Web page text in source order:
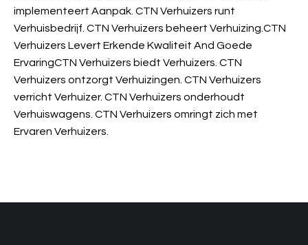
implementeert Aanpak. CTN Verhuizers runt
Verhuisbedrijf. CTN Verhuizers beheert Verhuizing.CTN
Verhuizers Levert Erkende Kwaliteit And Goede
ErvaringCTN Verhuizers biedt Verhuizers. CTN
Verhuizers ontzorgt Verhuizingen. CTN Verhuizers
verricht Verhuizer. CTN Verhuizers onderhoudt
Verhuiswagens. CTN Verhuizers omringt zich met
Ervaren Verhuizers.